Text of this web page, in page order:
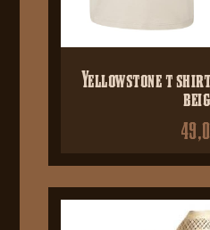
Yellowstone t